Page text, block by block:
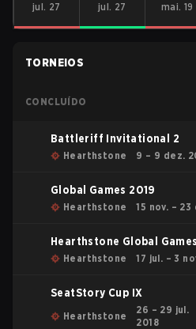
jul. 27
jul. 27
mai. 19
TORNEIOS
CONCLUÍDO
Battleriff Invitational 2
Hearthstone 9 – 9 dez.
Global Games 2019
Hearthstone 15 nov. – 23
Hearthstone Global
Hearthstone 17 jul. – 3
SeatStory Cup IX
Hearthstone
26 – 29 jul.
2018